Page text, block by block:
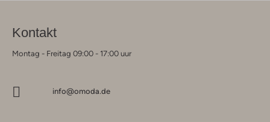
Kontakt
Montag - Freitag 09:00 - 17:00 uur
info@omoda.de